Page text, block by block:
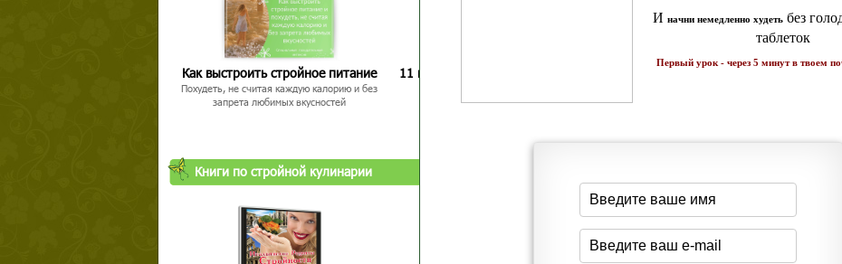
Как выстроить стройное питание
Похудеть, не считая каждую калорию и без
запрета любимых вкусностей
11 каратов стройности для занятых
Простая система похудения
Как запустить жиросжигание за 7
Книги по стройной кулинарии
начни немедленно худетьбез голодных диет и
Первый урок - через 5 минут в твоем почтовом ящике!